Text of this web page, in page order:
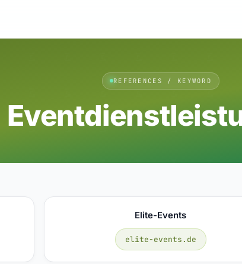
REFERENCES / KEYWORD
Elite-Events
elite-events.de